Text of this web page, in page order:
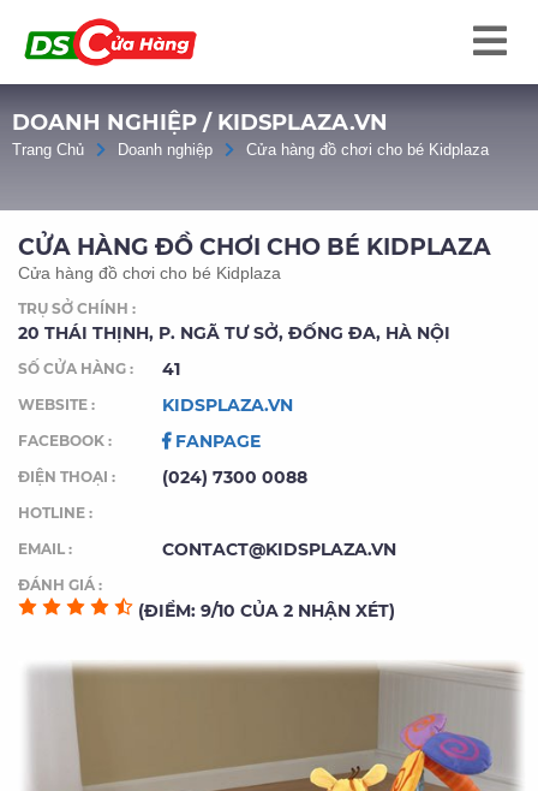
DOANH NGHIỆP / KIDSPLAZA.VN
Trang Chủ Doanh nghiệp Cửa hàng đồ chơi cho bé Kidplaza
CỬA HÀNG ĐỒ CHƠI CHO BÉ KIDPLAZA
Cửa hàng đồ chơi cho bé Kidplaza
TRỤ SỞ CHÍNH :
20 THÁI THỊNH, P. NGÃ TƯ SỞ, ĐỐNG ĐA, HÀ NỘI
SỐ CỬA HÀNG : 41
WEBSITE : KIDSPLAZA.VN
FACEBOOK : FANPAGE
ĐIỆN THOẠI : (024) 7300 0088
HOTLINE :
EMAIL :
CONTACT@KIDSPLAZA.VN
ĐÁNH GIÁ :
(ĐIỂM: 9/10 CỦA 2 NHẬN XÉT)